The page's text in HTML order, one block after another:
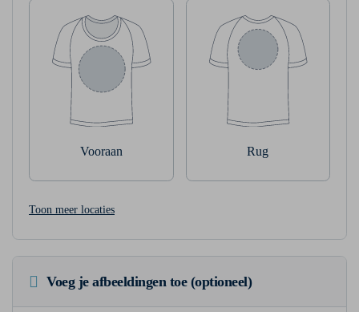
Vooraan Rug
Toon meer locaties
Voeg je afbeeldingen toe (optioneel)